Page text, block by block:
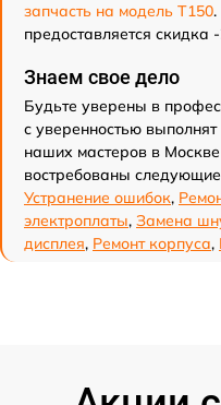
запчасть на модель T150.
предоставляется скидка
Знаем свое дело
Будьте уверены в
с уверенностью
наших мастеров в
востребованы следующие
Устранение ошибок,
электроплаты, Замена
дисплея, Ремонт корпуса,